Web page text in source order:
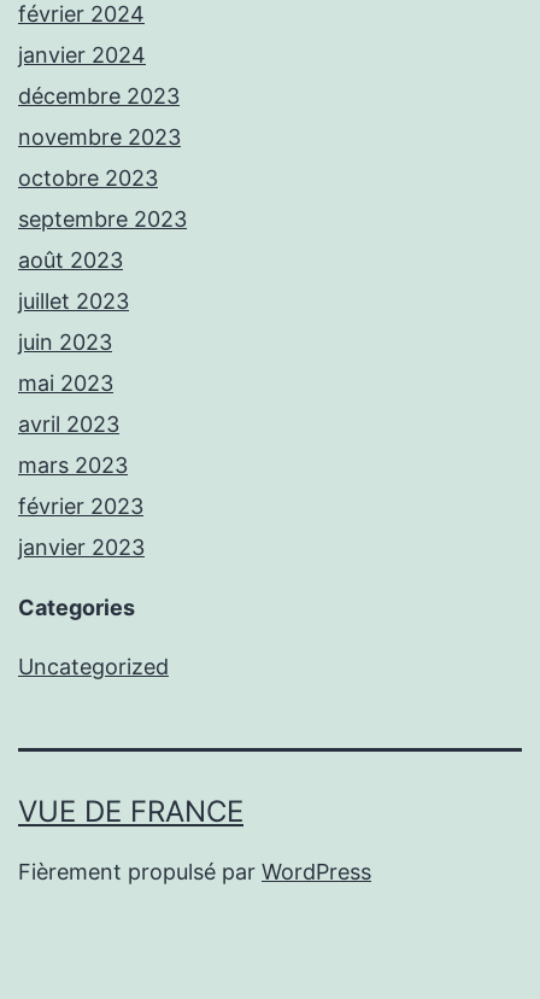
février 2024
janvier 2024
décembre 2023
novembre 2023
octobre 2023
septembre 2023
août 2023
juillet 2023
juin 2023
mai 2023
avril 2023
mars 2023
février 2023
janvier 2023
Categories
Uncategorized
VUE DE FRANCE
Fièrement propulsé par WordPress